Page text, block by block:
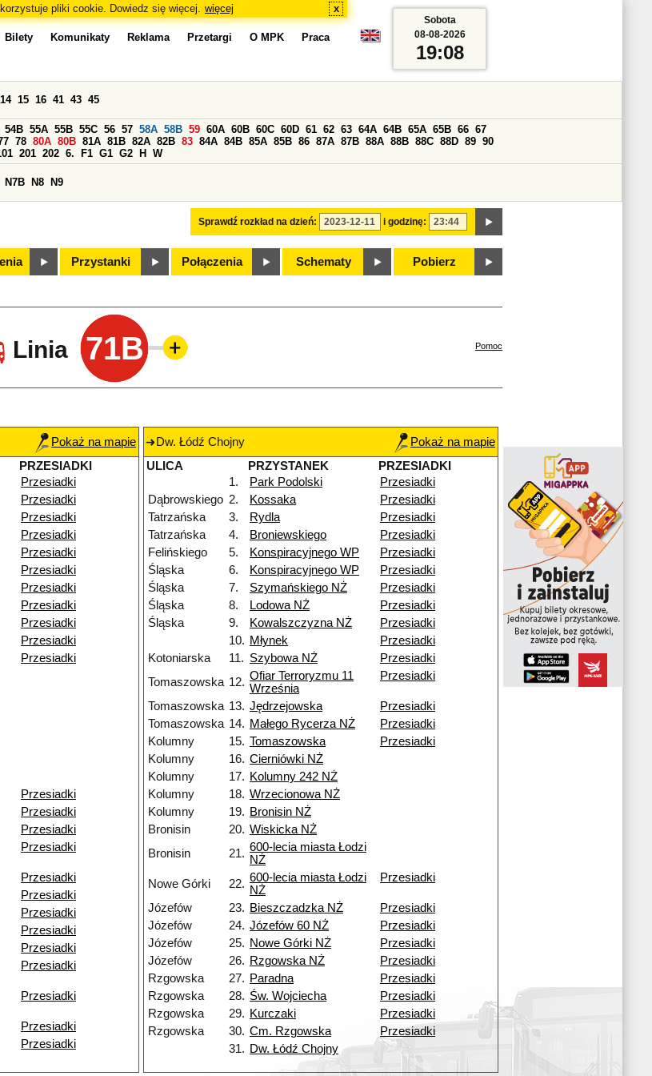
pliki cookie. Dowiedz się więcej. więcej x
Bilety Komunikaty Reklama Przetargi O MPK Praca
Sprawdź rozkład na dzień: i godzinę:
14 15 16 41 43 45
54B 55A 55B 55C 56 57 58A 58B 59 60A 60B 60C 60D 61 62 63 64A 64B 65A 65B 66 67
78 80A 80B 81A 81B 82A 82B 83 84A 84B 85A 85B 86 87A 87B 88A 88B 88C 88D 89 90
201 202 6. F1 G1 G2 H W
N7B N8 N9
Przystanki Połączenia Schematy Pobierz
Sobota
08-08-2026
19:08
Linia 71B Pomoc
Pokaż na mapie
PRZESIADKI
Przesiadki
Przesiadki
Przesiadki
Przesiadki
Przesiadki
Przesiadki
Przesiadki
Przesiadki
Przesiadki
Przesiadki
Przesiadki
Przesiadki
Przesiadki
Przesiadki
Przesiadki
Przesiadki
Przesiadki
Przesiadki
Przesiadki
Przesiadki
Przesiadki
Przesiadki
Przesiadki
Przesiadki
Dw. Łódź Chojny
Pokaż na mapie
ULICA
PRZYSTANEK
PRZESIADKI
1.
Park Podolski
Przesiadki
Dąbrowskiego 2. Kossaka
Przesiadki
Tatrzańska
3. Rydla
Przesiadki
Tatrzańska
4. Broniewskiego
Przesiadki
Felińskiego
5. Konspiracyjnego WP
Przesiadki
Śląska
6. Konspiracyjnego WP
Przesiadki
Śląska
7. Szymańskiego NŻ
Przesiadki
Śląska
8. Lodowa NŻ
Przesiadki
Śląska
9. Kowalszczyzna NŻ
Przesiadki
10. Młynek
Przesiadki
Kotoniarska
11. Szybowa NŻ
Przesiadki
Tomaszowska 12. Ofiar Terroryzmu 11
Września
Przesiadki
Tomaszowska 13. Jędrzejowska
Przesiadki
Tomaszowska 14. Małego Rycerza NŻ
Przesiadki
Kolumny
15. Tomaszowska
Przesiadki
Kolumny
16. Cierniówki NŻ
Kolumny
17. Kolumny 242 NŻ
Kolumny
18. Wrzecionowa NŻ
Kolumny
19. Bronisin NŻ
Bronisin
20. Wiskicka NŻ
Bronisin
21. 600-lecia miasta Łodzi
NŻ
Nowe Górki
22. 600-lecia miasta Łodzi
NŻ
Przesiadki
Józefów 23. Bieszczadzka NŻ
Przesiadki
Józefów
24. Józefów 60 NŻ
Przesiadki
Józefów
25. Nowe Górki NŻ
Przesiadki
Józefów
26. Rzgowska NŻ
Przesiadki
Rzgowska
27. Paradna
Przesiadki
Rzgowska
28. Św. Wojciecha
Przesiadki
Rzgowska
29. Kurczaki
Przesiadki
Rzgowska
30. Cm. Rzgowska
Przesiadki
31. Dw. Łódź Chojny